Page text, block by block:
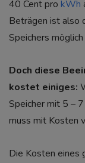
40 Cent pro kWh
Beträgen ist also
Speichers
Doch diese
kostet einiges:
Speicher mit 5 –
muss mit Kosten
Die Kosten eines